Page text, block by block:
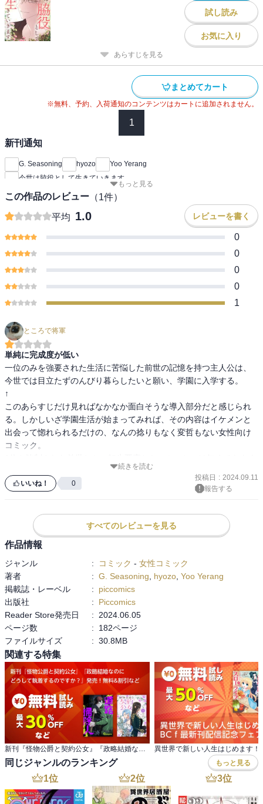
試し読み
お気に入り
あらすじを見る
まとめてカート
※無料、予約、入荷通知のコンテンツはカートに追加されません。
1
新刊通知
G. Seasoning hyozo
Yoo Yerang
今世は脇役として生きていきます
もっと見る
この作品のレビュー （1件）
平均 1.0 レビューを書く
0
0
0
0
1
ところで将軍
単純に完成度が低い
一位のみを強要された生活に苦悩した前世の記憶を持つ主人公は、
今世では目立たずのんびり暮らしたいと願い、学園に入学する。
↑
このあらすじだけ見ればなかなか面白そうな導入部分だと感じられ
る。しかしいざ学園生活が始まってみれば、その内容はイケメンと
出会って惚れられるだけの、なんの捻りもなく変哲もない女性向け
コミック。
ねってくらい活かされない。画力も低いし、演出や表現も下手だ
し、正直全く面白いと思えなかった。
続きを読む
いいね！ 0
投稿日 : 2024.09.11
報告する
すべてのレビューを見る
作品情報
ジャンル : コミック - 女性コミック
著者
: G. Seasoning hyozo Yoo Yerang
掲載誌・レーベル
:
piccomics
出版社
:
Piccomics
Reader Store発売日
:
2024.06.05
ページ数
:
182ページ
ファイルサイズ
: 30.8MB
関連する特集
新刊『怪物公爵と契約公女』『政略結婚なのに どうして執着するのですか？』発売！無料&割引など
同じジャンルのランキング もっと見る
1位 2位 3位